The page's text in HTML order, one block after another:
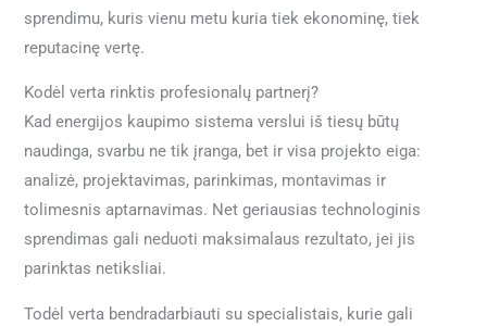
sprendimu, kuris vienu metu kuria tiek ekonominę, tiek
reputacinę vertę.
Kodėl verta rinktis profesionalų partnerį?
Kad energijos kaupimo sistema verslui iš tiesų būtų
naudinga, svarbu ne tik įranga, bet ir visa projekto eiga:
analizė, projektavimas, parinkimas, montavimas ir
tolimesnis aptarnavimas. Net geriausias technologinis
sprendimas gali neduoti maksimalaus rezultato, jei jis
parinktas netiksliai.
Todėl verta bendradarbiauti su specialistais, kurie gali